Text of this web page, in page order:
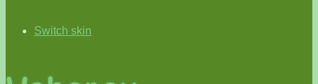
Switch skin